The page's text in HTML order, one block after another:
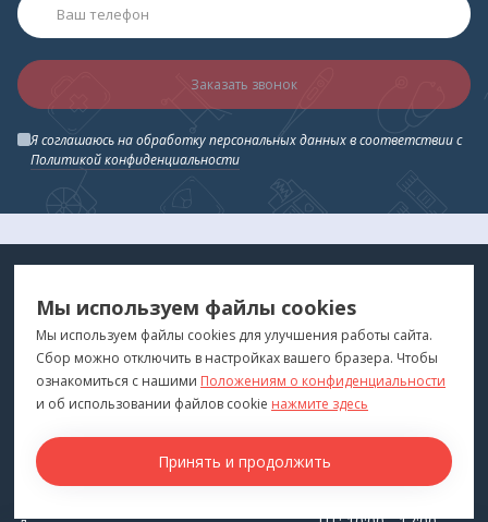
Заказать звонок
Я соглашаюсь на обработку персональных данных в соответствии с
Политикой конфиденциальности
ДЛЯ ВАС
"Медтехника для Вас"©2026
ПОКУПАТЕЛЯМ
Каталог
Бренды
Для оптовиков
КОНТАКТЫ
г. Владивосток
Мы используем файлы cookies
Мы используем файлы cookies для улучшения работы сайта.
Сбор можно отключить в настройках вашего бразера. Чтобы
ознакомиться с нашими Положениям о конфиденциальности
и об использовании файлов cookie нажмите здесь
Принять и продолжить